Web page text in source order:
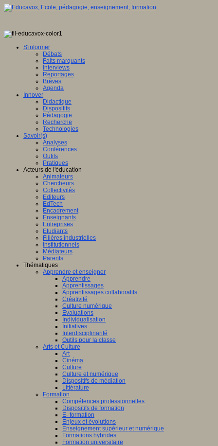
S'informer
Débats
Faits marquants
Interviews
Reportages
Brèves
Agenda
Innover
Didactique
Dispositifs
Pédagogie
Recherche
Technologies
Savoir(s)
Analyses
Conférences
Outils
Pratiques
Acteurs de l'éducation
Animateurs
Chercheurs
Collectivités
Editeurs
EdTech
Encadrement
Enseignants
Entreprises
Etudiants
Filières industrielles
Institutionnels
Médiateurs
Parents
Thématiques
Apprendre et enseigner
Apprendre
Apprentissages
Apprentissages collaboratifs
Créativité
Culture numérique
Evaluations
Individualisation
Initiatives
Interdisciplinarité
Outils pour la classe
Arts et Culture
Art
Cinéma
Culture
Culture et numérique
Dispositifs de médiation
Littérature
Formation
Compétences professionnelles
Dispositifs de formation
E- formation
Enjeux et évolutions
Enseignement supérieur et numérique
Formations hybrides
Formation universitaire